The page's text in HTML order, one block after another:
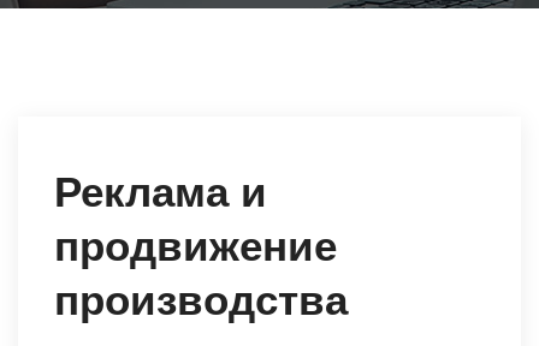
Реклама и
продвижение
производства